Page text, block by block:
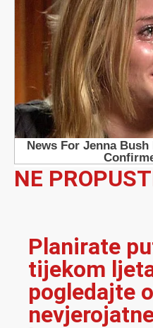
NE
Planirate
tijekom
pogledajte